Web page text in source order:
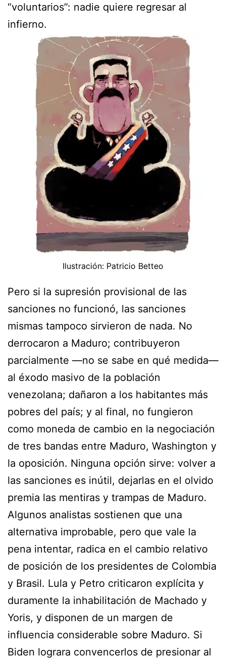
“voluntarios”: nadie quiere regresar al
infierno.
Ilustración: Patricio Betteo
Pero si la supresión provisional de las
sanciones no funcionó, las sanciones
mismas tampoco sirvieron de nada. No
derrocaron a Maduro; contribuyeron
parcialmente —no se sabe en qué medida—
al éxodo masivo de la población
venezolana; dañaron a los habitantes más
pobres del país; y al final, no fungieron
como moneda de cambio en la negociación
de tres bandas entre Maduro, Washington y
la oposición. Ninguna opción sirve: volver a
las sanciones es inútil, dejarlas en el olvido
premia las mentiras y trampas de Maduro.
Algunos analistas sostienen que una
alternativa improbable, pero que vale la
pena intentar, radica en el cambio relativo
de posición de los presidentes de Colombia
y Brasil. Lula y Petro criticaron explícita y
duramente la inhabilitación de Machado y
Yoris, y disponen de un margen de
influencia considerable sobre Maduro. Si
Biden lograra convencerlos de presionar al